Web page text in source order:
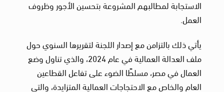
الاستجابة لمطالبهم المشروعة بتحسين الأجور وظروف
العمل.
يأتي ذلك بالتزامن مع إصدار اللجنة لتقريرها السنوي حول
ملف العدالة العمالية في عام 2024، والذي تناول وضع
العمال في مصر، مسلطًا الضوء على تفاعل القطاعين
العام والخاص مع الاحتجاجات العمالية المتزايدة، والتي